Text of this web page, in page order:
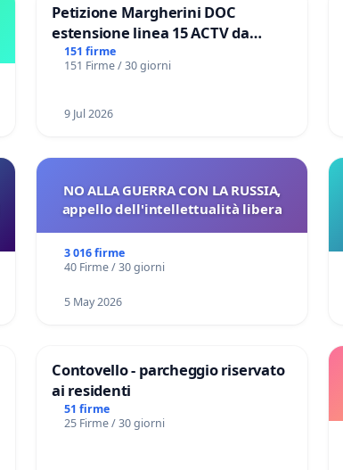
Petizione Margherini DOC
estensione linea 15 ACTV da
Marghera P.zza S. Antonio
all'aeroporto Marco Polo tariffa a
151 firme
151 Firme / 30 giorni
9 Jul 2026
NO ALLA GUERRA CON LA RUSSIA,
appello dell'intellettualità libera
3 016 firme
40 Firme / 30 giorni
5 May 2026
Contovello - parcheggio riservato
ai residenti
51 firme
25 Firme / 30 giorni